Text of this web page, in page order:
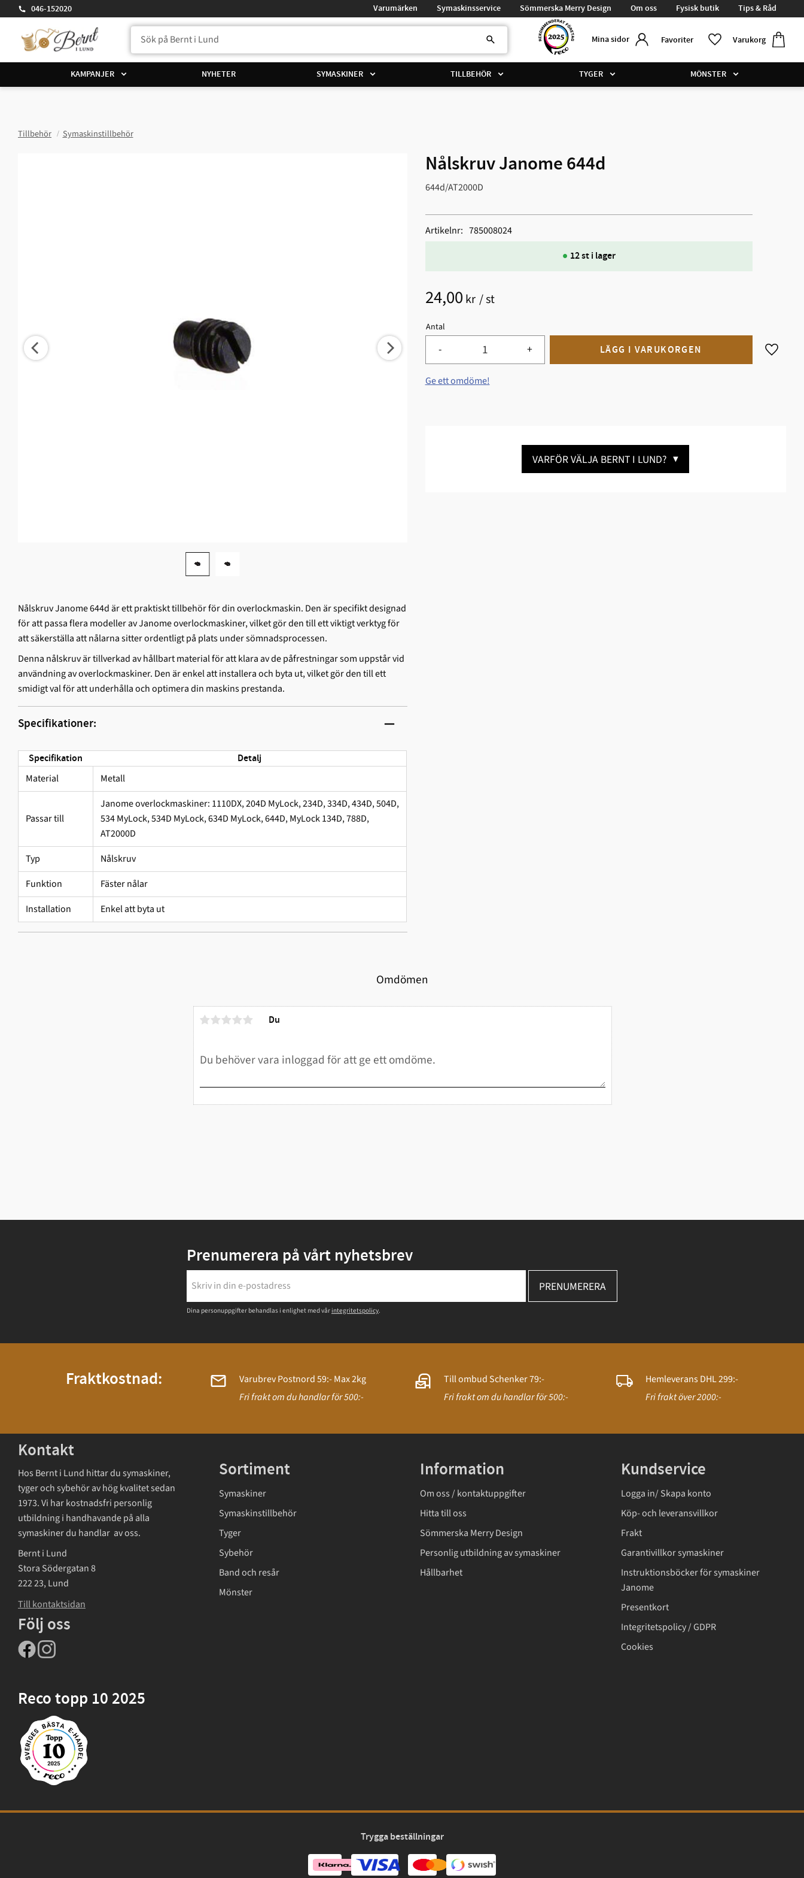
046-152020 Varumärken Symaskinsservice Sömmerska Merry Design Om oss Fysisk butik Tips & Råd
Mina sidor Favoriter Varukorg
Favoriter
KAMPANJER NYHETER SYMASKINER TILLBEHÖR TYGER MÖNSTER
Tillbehör Symaskinstillbehör
Nålskruv Janome 644d
644d/AT2000D
24,00 kr /st
Antal
+
- Lägg
12 st i lager
Artikelnr 785008024
Ge ett omdöme!
VARFÖR VÄLJA BERNT I LUND? ▼
Nålskruv Janome 644d är ett praktiskt tillbehör för din overlockmaskin. Den är specifikt designad
för att passa flera modeller av Janome overlockmaskiner, vilket gör den till ett viktigt verktyg för
att säkerställa att nålarna sitter ordentligt på plats under sömnadsprocessen.
Denna nålskruv är tillverkad av hållbart material för att klara av de påfrestningar som uppstår vid
användning av overlockmaskiner. Den är enkel att installera och byta ut, vilket gör den till ett
smidigt val för att underhålla och optimera din maskins prestanda.
Specifikationer:
Specifikation Detalj
Material Metall
Passar till
Janome overlockmaskiner: 1110DX, 204D MyLock, 234D, 334D, 434D, 504D,
534 MyLock, 534D MyLock, 634D MyLock, 644D, MyLock 134D, 788D,
AT2000D
Typ
Nålskruv
Funktion
Fäster nålar
Installation
Enkel att byta ut
Omdömen
Du
Prenumerera på vårt nyhetsbrev
PRENUMERERA
Dina personuppgifter behandlas i enlighet med vår integritetspolicy.
Fraktkostnad:
Varubrev Postnord 59:- Max 2kg
Fri frakt om du handlar för 500:-
Till ombud Schenker 79:-
Fri frakt om du handlar för 500:-
Hemleverans DHL 299:-
Fri frakt över 2000:-
Kontakt
Hos Bernt i Lund hittar du symaskiner,
tyger och sybehör av hög kvalitet sedan
1973. Vi har kostnadsfri personlig
utbildning i handhavande på alla
symaskiner du handlar av oss.
Bernt i Lund
Stora Södergatan 8
222 23, Lund
Till kontaktsidan
Följ oss
Reco topp 10 2025
Sortiment
Symaskiner
Symaskinstillbehör
Tyger
Sybehör
Band och resår
Mönster
Information
Om oss / kontaktuppgifter
Hitta till oss
Sömmerska Merry Design
Personlig utbildning av symaskiner
Hållbarhet
Kundservice
Logga in/ Skapa konto
Köp- och leveransvillkor
Frakt
Garantivillkor symaskiner
Instruktionsböcker för symaskiner
Janome
Presentkort
Integritetspolicy / GDPR
Cookies
Trygga beställningar